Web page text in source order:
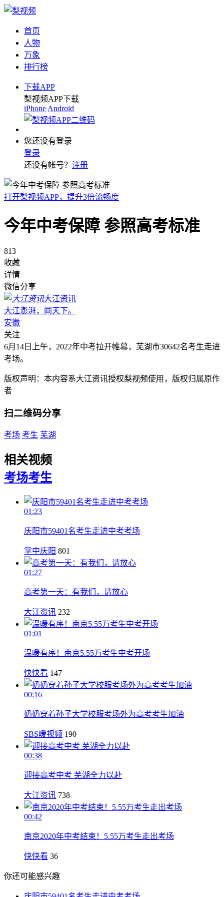
首页
人物
万象
排行榜
下载APP
梨视频APP下载
iPhone Android
您还没有登录
登录
还没有帐号？ 注册
打开梨视频APP，提升3倍流畅度
今年中考保障 参照高考标准
813
收藏
详情
微信分享
大江资讯
大江澎湃，闻天下。
安徽
关注
6月14日上午，2022年中考拉开帷幕，芜湖市30642名考生走进
考场。
版权声明：本内容系大江资讯授权梨视频使用，版权归属原作
者
扫二维码分享
考场 考生 芜湖
相关视频
考场考生
01:23
庆阳市59401名考生走进中考考场
掌中庆阳 801
01:27
高考第一天：有我们，请放心
大江资讯 232
01:01
温暖有序！南京5.55万考生中考开场
快快看 147
00:16
奶奶穿着孙子大学校服考场外为高考考生加油
SBS暖视频 190
00:38
迎接高考中考 芜湖全力以赴
大江资讯 738
00:42
南京2020年中考结束！5.55万考生走出考场
快快看 36
你还可能感兴趣